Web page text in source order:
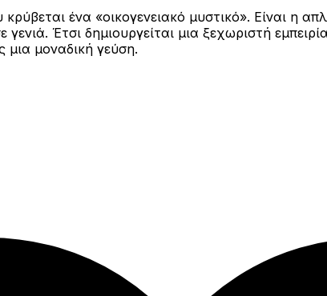
ένα «οικογενειακό μυστικό». Είναι η
Έτσι δημιουργείται μια ξεχωριστή
μια μοναδική γεύση.